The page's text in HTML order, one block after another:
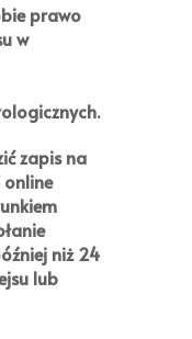
prawo
w
zapis na
online
niż 24
lub